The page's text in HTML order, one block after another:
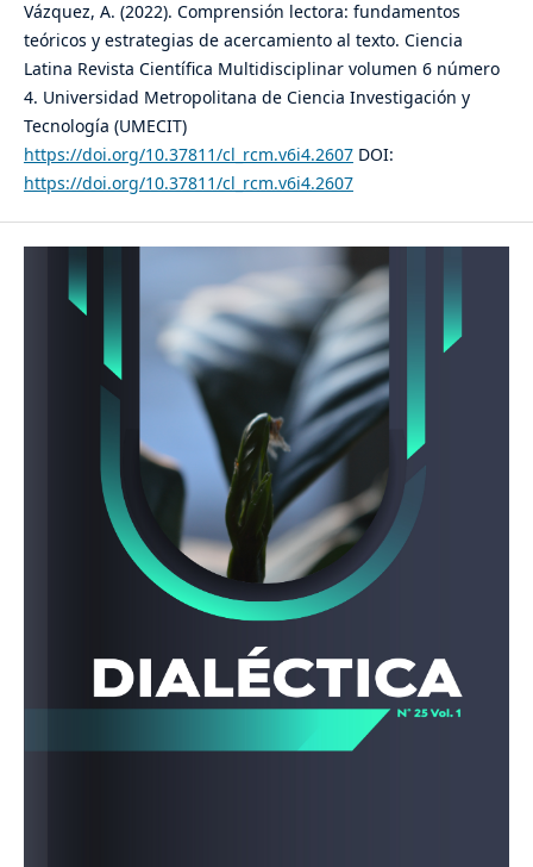
Vázquez, A. (2022). Comprensión lectora: fundamentos
teóricos y estrategias de acercamiento al texto. Ciencia
Latina Revista Científica Multidisciplinar volumen 6 número
4. Universidad Metropolitana de Ciencia Investigación y
Tecnología (UMECIT)
https://doi.org/10.37811/cl_rcm.v6i4.2607DOI:
https://doi.org/10.37811/cl_rcm.v6i4.2607